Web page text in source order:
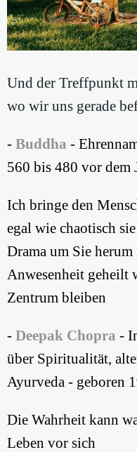
Und der Treffpunkt
wo wir uns gerade
- Buddha -
560 bis 480 vor dem
Ich bringe den
egal wie chaotisch
Drama um Sie
Anwesenheit geheilt
Zentrum bleiben
- Deepak Chopra -
über Spiritualität,
Ayurveda - geboren
Die Wahrheit kann
Leben vor sich